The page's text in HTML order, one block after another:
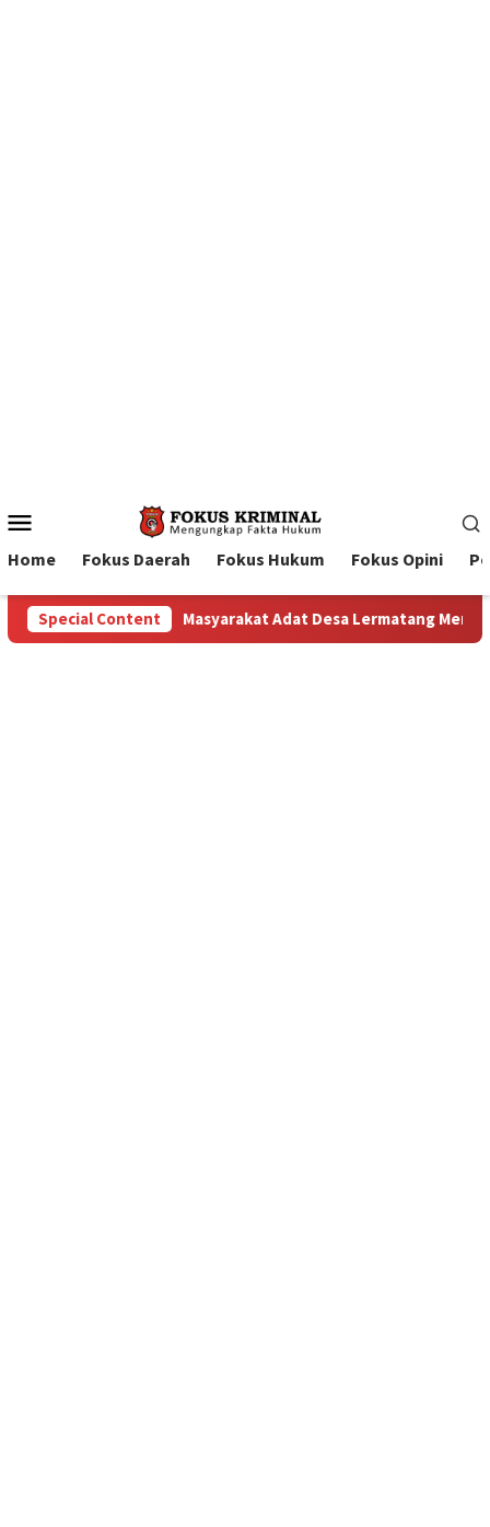
Menu
Home Fokus Daerah Fokus Hukum Fokus Opini
Special Content
Masyarakat Adat Desa Lermatang Menanti Pembayaran